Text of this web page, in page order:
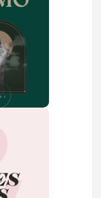
de
XVIII
y
de
XXXVI